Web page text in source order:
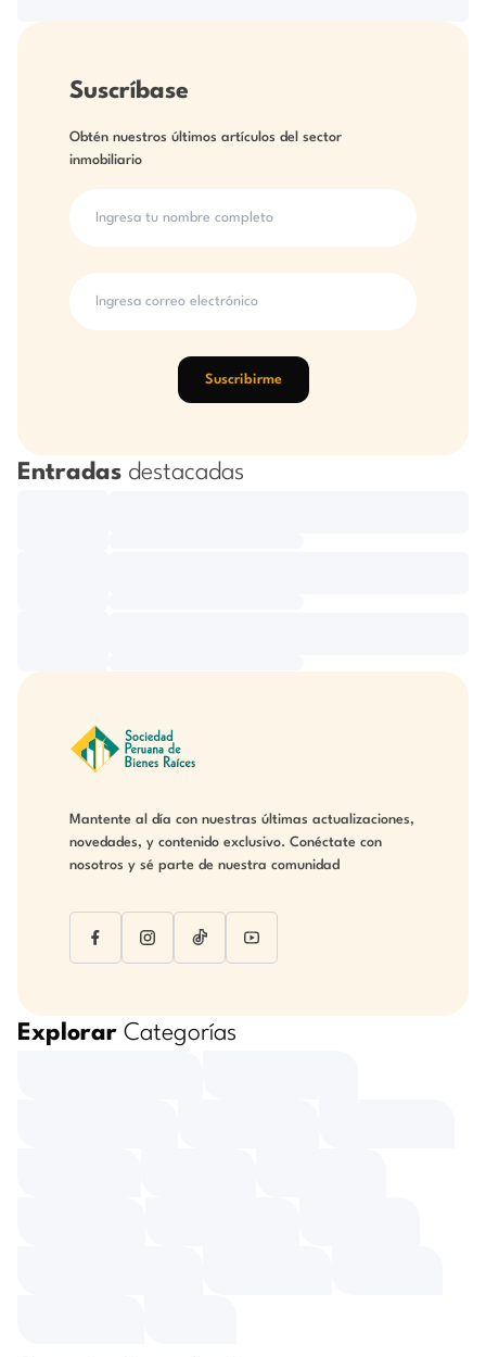
Suscríbase
Obtén nuestros últimos artículos del sector
inmobiliario
Suscribirme
Entradas destacadas
Mantente al día con nuestras últimas actualizaciones,
novedades, y contenido exclusivo. Conéctate con
nosotros y sé parte de nuestra comunidad
Explorar Categorías